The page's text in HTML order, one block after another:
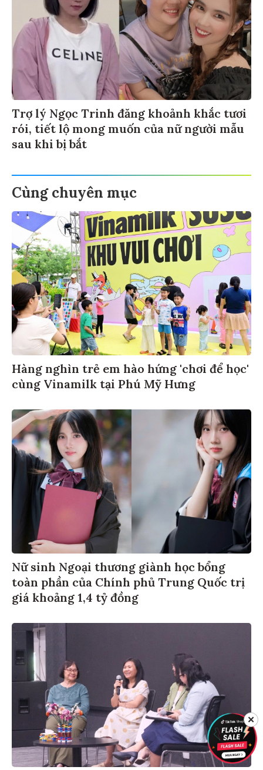
Trợ lý Ngọc Trinh đăng khoảnh khắc tươi
rói, tiết lộ mong muốn của nữ người mẫu
sau khi bị bắt
Cùng chuyên mục
Hàng nghìn trẻ em hào hứng 'chơi để học'
cùng Vinamilk tại Phú Mỹ Hưng
Nữ sinh Ngoại thương giành học bổng
toàn phần của Chính phủ Trung Quốc trị
giá khoảng 1,4 tỷ đồng
✕